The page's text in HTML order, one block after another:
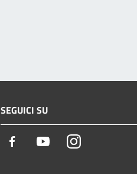
SEGUICI SU
Facebook YoutubeInstagram